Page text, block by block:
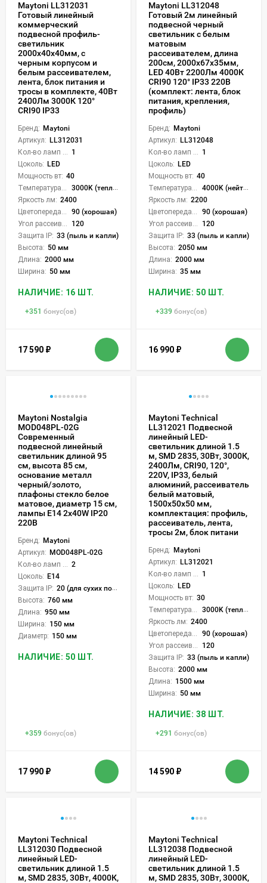
Maytoni LL312031
Готовый линейный
коммерческий
подвесной профиль-
светильник
2000x40x40мм, с
черным корпусом и
белым рассеивателем,
лента, блок питания и
тросы в комплекте, 40Вт
2400Лм 3000К 120°
CRI90 IP33
Бренд: Maytoni
Артикул: LL312031
Кол-во ламп или LED: 1
Цоколь: LED
Мощность вт: 40
Температура света:
3000K (теплый)
Яркость лм: 2400
Цветопередача (CRI):
90 (хорошая)
Угол рассеивания света °:
120
Защита IP: 33 (пыль и капли)
Высота: 50 мм
Длина: 2000 мм
Ширина: 50 мм
НАЛИЧИЕ: 16 ШТ.
+351 бонус(ов)
17 590 ₽
Maytoni LL312048
Готовый 2м линейный
подвесной черный
светильник с белым
матовым
рассеивателем, длина
200см, 2000x67x35мм,
LED 40Вт 2200Лм 4000К
CRI90 120° IP33 220В
(комплект: лента, блок
питания, крепления,
профиль)
Бренд: Maytoni
Артикул: LL312048
Кол-во ламп или LED: 1
Цоколь: LED
Мощность вт: 40
Температура света:
4000K (нейтральный)
Яркость лм: 2200
Цветопередача (CRI):
90 (хорошая)
Угол рассеивания света °:
120
Защита IP: 33 (пыль и капли)
Высота: 2050 мм
Длина: 2000 мм
Ширина: 35 мм
НАЛИЧИЕ: 50 ШТ.
+339 бонус(ов)
16 990 ₽
Maytoni Nostalgia
MOD048PL-02G
Современный
подвесной линейный
светильник длиной 95
см, высота 85 см,
основание металл
черный/золото,
плафоны стекло белое
матовое, диаметр 15 см,
лампы E14 2x40W IP20
220В
Бренд: Maytoni
Артикул: MOD048PL-02G
Кол-во ламп или LED: 2
Цоколь: E14
Защита IP: 20 (для сухих пом.)
Высота: 760 мм
Длина: 950 мм
Ширина: 150 мм
Диаметр: 150 мм
НАЛИЧИЕ: 50 ШТ.
+359 бонус(ов)
17 990 ₽
Maytoni Technical
LL312021 Подвесной
линейный LED-
светильник длиной 1.5
м, SMD 2835, 30Вт, 3000К,
2400Лм, CRI90, 120°,
220V, IP33, белый
алюминий, рассеиватель
белый матовый,
1500x50x50 мм,
комплектация: профиль,
рассеиватель, лента,
тросы 2м, блок питани
Бренд: Maytoni
Артикул: LL312021
Кол-во ламп или LED: 1
Цоколь: LED
Мощность вт: 30
Температура света:
3000K (теплый)
Яркость лм: 2400
Цветопередача (CRI):
90 (хорошая)
Угол рассеивания света °:
120
Защита IP: 33 (пыль и капли)
Высота: 2000 мм
Длина: 1500 мм
Ширина: 50 мм
НАЛИЧИЕ: 38 ШТ.
+291 бонус(ов)
14 590 ₽
Maytoni Technical
LL312030 Подвесной
линейный LED-
светильник длиной 1.5
м, SMD 2835, 30Вт, 4000К,
Maytoni Technical
LL312038 Подвесной
линейный LED-
светильник длиной 1.5
м, SMD 2835, 30Вт, 3000К,